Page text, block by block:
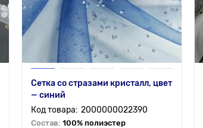
Сетка со стразами кристалл, цвет
— синий
2000000022390
Состав: 100% полиэстер